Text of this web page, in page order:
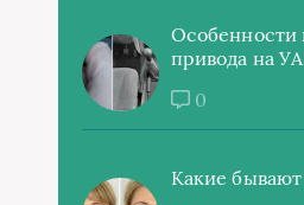
Особенности
привода на
0
Какие